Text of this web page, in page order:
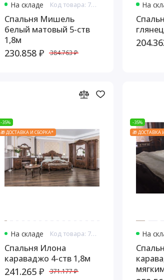
На складе Код товара: 7607
Спальня Мишель
белый матовый 5-ств
1,8м
230.858 ₽ 384.763 ₽
На
-35%
🎁 ДОСТАВКА И СБОРКА*
На складе Код товара: 7644
Спальня Илона
караваджо 4-ств 1,8м
241.265 ₽ 371.177 ₽
-35%
🎁 ДОСТАВКА
На